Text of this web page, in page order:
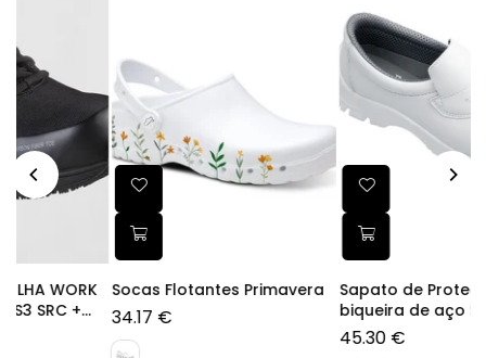
Socas Flotantes Primavera
34.17 €
Sapato de Proteção, com
biqueira de aço S2